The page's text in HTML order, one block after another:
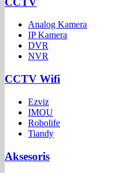
Analog Kamera
IP Kamera
DVR
NVR
CCTV Wifi
Ezviz
IMOU
Robolife
Tiandy
Aksesoris